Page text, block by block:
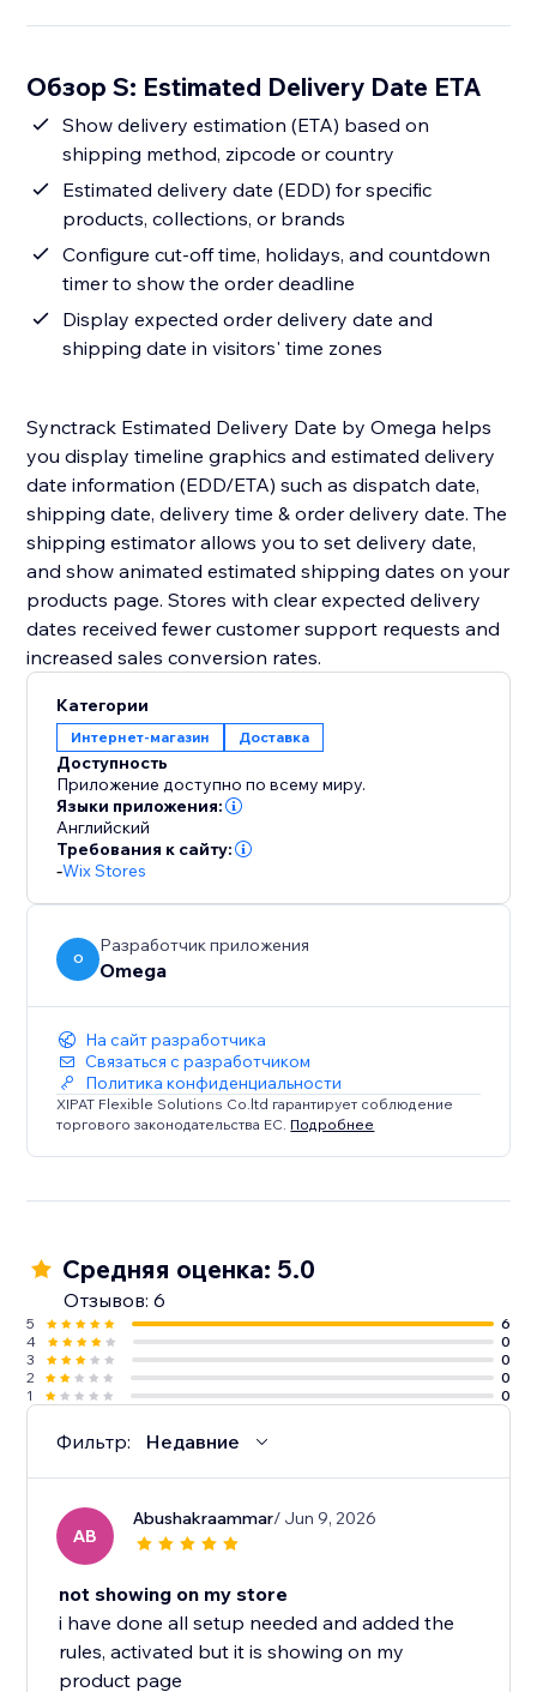
Обзор S: Estimated Delivery Date ETA
Show delivery estimation (ETA) based on
shipping method, zipcode or country
Estimated delivery date (EDD) for specific
products, collections, or brands
Configure cut-off time, holidays, and countdown
timer to show the order deadline
Display expected order delivery date and
shipping date in visitors' time zones
Synctrack Estimated Delivery Date by Omega helps
you display timeline graphics and estimated delivery
date information (EDD/ETA) such as dispatch date,
shipping date, delivery time & order delivery date. The
shipping estimator allows you to set delivery date,
and show animated estimated shipping dates on your
products page. Stores with clear expected delivery
dates received fewer customer support requests and
increased sales conversion rates.
Категории
Интернет-магазин Доставка
Доступность
Приложение доступно по всему миру.
Языки приложения:
Английский
Требования к сайту:
-Wix Stores
O
Разработчик приложения
Omega
На сайт разработчика
Связаться с разработчиком
Политика конфиденциальности
XIPAT Flexible Solutions Co.ltd гарантирует соблюдение
торгового законодательства ЕС. Подробнее
Средняя оценка: 5.0
Отзывов: 6
5
6
4
0
3
0
2
0
1
0
Фильтр: Недавние
AB
Abushakraammar/ Jun 9, 2026
not showing on my store
i have done all setup needed and added the
rules, activated but it is showing on my
product page